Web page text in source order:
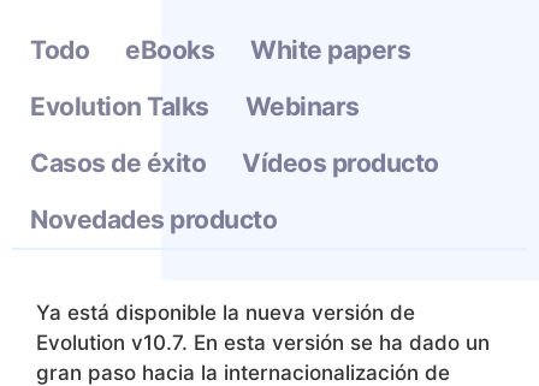
Todo eBooks
White papers
Evolution Talks
Webinars
Casos de éxito
Vídeos producto
Novedades producto
Ya está disponible la nueva versión de
Evolution v10.7. En esta versión se ha dado un
gran paso hacia la internacionalización de